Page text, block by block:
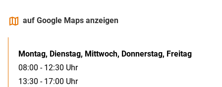
mapsauf Google Maps anzeigen
Montag, Dienstag, Mittwoch, Donnerstag, Freitag
08:00 - 12:30 Uhr
13:30 - 17:00 Uhr